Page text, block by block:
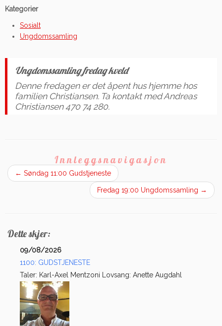
Kategorier
Sosialt
Ungdomssamling
Ungdomssamling fredag kveld
Denne fredagen er det åpent hus hjemme hos
familien Christiansen. Ta kontakt med Andreas
Christiansen 470 74 280.
Innleggsnavigasjon
← Søndag 11:00 Gudstjeneste
Fredag 19:00 Ungdomssamling →
Dette skjer:
09/08/2026
1100: GUDSTJENESTE
Taler: Karl-Axel Mentzoni Lovsang: Anette Augdahl